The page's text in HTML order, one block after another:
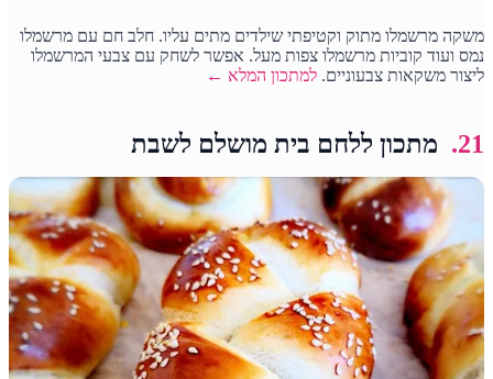
משקה מרשמלו מתוק וקטיפתי שילדים מתים עליו. חלב חם עם מרשמלו
נמס ועוד קוביות מרשמלו צפות מעל. אפשר לשחק עם צבעי המרשמלו
ליצור משקאות צבעוניים.למתכון המלא ←
21. מתכון ללחם בית מושלם לשבת